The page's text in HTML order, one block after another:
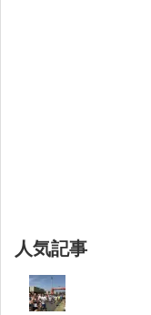
人気記事